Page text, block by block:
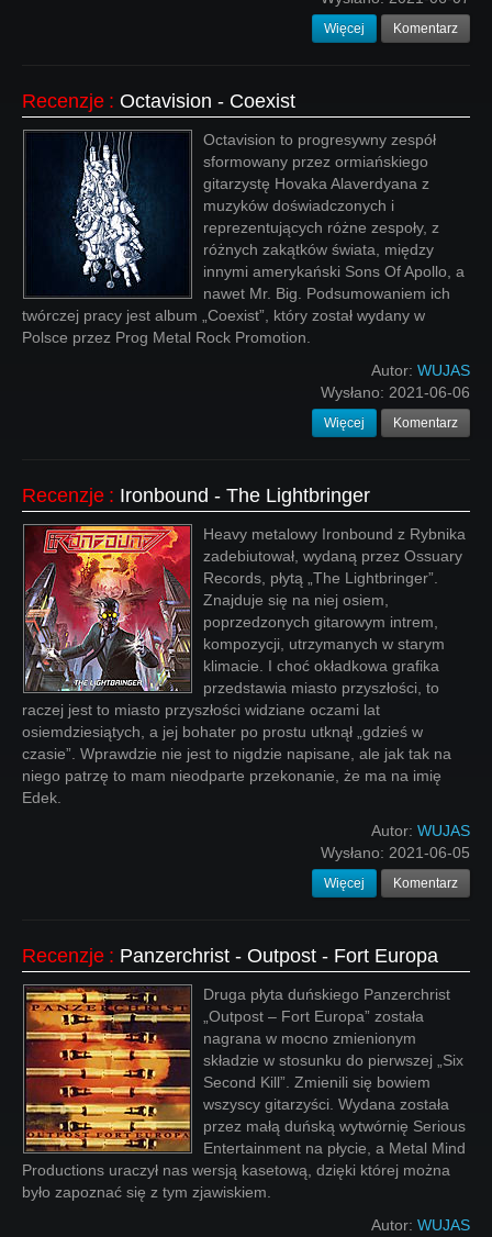
Więcej Komentarz
Recenzje : Octavision - Coexist
Octavision to progresywny zespół
sformowany przez ormiańskiego
gitarzystę Hovaka Alaverdyana z
muzyków doświadczonych i
reprezentujących różne zespoły, z
różnych zakątków świata, między
innymi amerykański Sons Of Apollo, a
nawet Mr. Big. Podsumowaniem ich
twórczej pracy jest album „Coexist”, który został wydany w
Polsce przez Prog Metal Rock Promotion.
Autor: WUJAS
Wysłano: 2021-06-06
Więcej Komentarz
Recenzje : Ironbound - The Lightbringer
Heavy metalowy Ironbound z Rybnika
zadebiutował, wydaną przez Ossuary
Records, płytą „The Lightbringer”.
Znajduje się na niej osiem,
poprzedzonych gitarowym intrem,
kompozycji, utrzymanych w starym
klimacie. I choć okładkowa grafika
przedstawia miasto przyszłości, to
raczej jest to miasto przyszłości widziane oczami lat
osiemdziesiątych, a jej bohater po prostu utknął „gdzieś w
czasie”. Wprawdzie nie jest to nigdzie napisane, ale jak tak na
niego patrzę to mam nieodparte przekonanie, że ma na imię
Edek.
Autor: WUJAS
Wysłano: 2021-06-05
Więcej Komentarz
Recenzje : Panzerchrist - Outpost - Fort Europa
Druga płyta duńskiego Panzerchrist
„Outpost – Fort Europa” została
nagrana w mocno zmienionym
składzie w stosunku do pierwszej „Six
Second Kill”. Zmienili się bowiem
wszyscy gitarzyści. Wydana została
przez małą duńską wytwórnię Serious
Entertainment na płycie, a Metal Mind
Productions uraczył nas wersją kasetową, dzięki której można
było zapoznać się z tym zjawiskiem.
Autor: WUJAS